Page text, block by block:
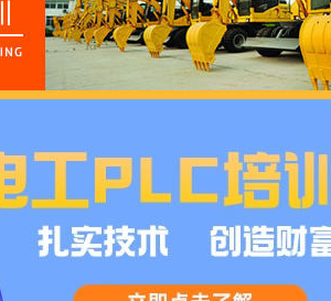
这个春天，以爱之名，